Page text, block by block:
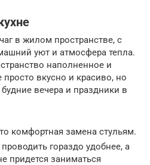
в жилом пространстве, с
уют и атмосфера тепла.
наполненное и
вкусно и красиво, но
вечера и праздники в
комфортная замена стульям.
гораздо удобнее, а
придется заниматься